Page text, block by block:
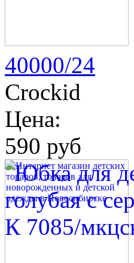
40000/24
Crockid
Цена:
590 руб